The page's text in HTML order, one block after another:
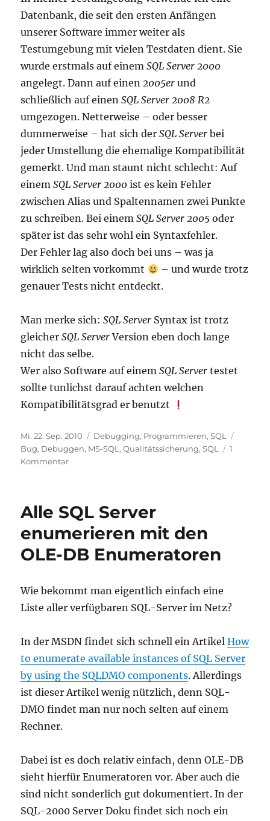
Datenbank, die seit den ersten Anfängen
unserer Software immer weiter als
Testumgebung mit vielen Testdaten dient. Sie
wurde erstmals auf einemSQL Server 2000
angelegt. Dann auf einen2005er und
schließlich auf einenSQL Server 2008 R2
umgezogen. Netterweise – oder besser
dummerweise – hat sich derSQL Serverbei
jeder Umstellung die ehemalige Kompatibilität
gemerkt. Und man staunt nicht schlecht: Auf
einemSQL Server 2000 ist es kein Fehler
zwischen Alias und Spaltennamen zwei Punkte
zu schreiben. Bei einemSQL Server 2005oder
später ist das sehr wohl ein Syntaxfehler.
Der Fehler lag also doch bei uns – was ja
wirklich selten vorkommt
– und wurde trotz
genauer Tests nicht entdeckt.
Man merke sich:SQL Server Syntax ist trotz
gleicherSQL ServerVersion eben doch lange
nicht das selbe.
Wer also Software auf einemSQL Server testet
sollte tunlichst darauf achten welchen
Kompatibilitätsgrad er benutzt
Veröffentlicht
am
Mi. 22. Sep. 2010 Kategorien
Debugging, Programmieren,SQL
Bug, Debuggen, MS-SQL ,Qualitätssicherung,SQL
1
Kommentarzu
SQL-
Server:
Der
Kompatibilitätsgrad
Alle SQL Server
enumerieren mit den
OLE-DB Enumeratoren
Wie bekommt man eigentlich einfach eine
Liste aller verfügbaren SQL-Server im Netz?
In der MSDN findet sich schnell ein ArtikelHow
to enumerate available instances of SQL Server
by using the SQLDMO components. Allerdings
ist dieser Artikel wenig nützlich, denn SQL-
DMO findet man nur noch selten auf einem
Rechner.
Dabei ist es doch relativ einfach, denn OLE-DB
sieht hierfür Enumeratoren vor. Aber auch die
sind nicht sonderlich gut dokumentiert. In der
SQL-2000 Server Doku findet sich noch ein